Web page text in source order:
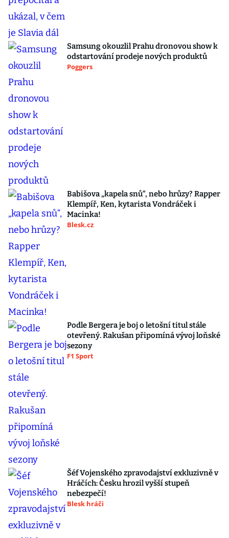
Samsung okouzlil Prahu dronovou show k
odstartování prodeje nových produktů
Poggers
Babišova „kapela snů“, nebo hrůzy? Rapper
Klempíř, Ken, kytarista Vondráček i
Macinka!
Blesk.cz
Podle Bergera je boj o letošní titul stále
otevřený. Rakušan připomíná vývoj loňské
sezony
F1 Sport
Šéf Vojenského zpravodajství exkluzivně v
Hráčích: Česku hrozil vyšší stupeň
nebezpečí!
Blesk hráči